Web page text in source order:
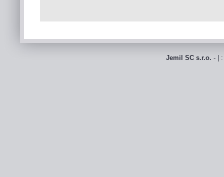
Jemil SC s.r.o. - |